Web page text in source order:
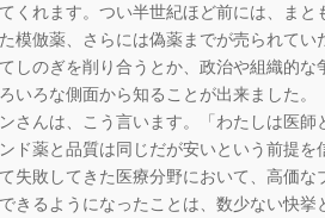
くれます。つい半世紀ほど前には、ま
模倣薬、さらには偽薬までが売られて
しのぎを削り合うとか、政治や組織的
いろな側面から知ることが出来ました。
さんは、こう言います。「わたしは医
ド薬と品質は同じだが安いという前提
失敗してきた医療分野において、高価
きるようになったことは、数少ない快挙